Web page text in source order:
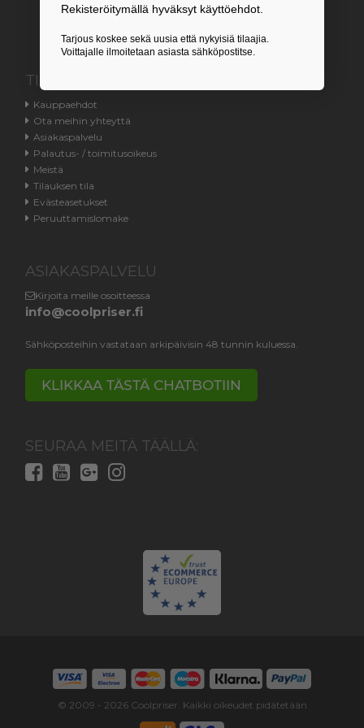
tai chatiin.
TIETOA
Kauppaehdot
Ota meihin yhteyttä
Asiakaspalvelu
Palautus- / toimitusoikeus
Meistä
Tilauksen tila
Evästeasetukset
Peruuttamislomake
ASIAKASPALVELU
Kirjoita meille osoitteessa
info@coolpriser.fi
Sähköposteihin vastataan arkipäivisin 48 tunnin kuluessa.
KLIKKAA TÄSTÄ CHATBOTIIN
SEURAA MEITÄ TÄÄLLÄ:
© 2009 - 2026Coolpriser. Kaikki oikeudet pidätetään
Rekisteröitymällä hyväksyt käyttöehdot.
Tarjous koskee sekä uusia että nykyisiä tilaajia.
Voittajalle ilmoitetaan asiasta sähköpostitse.